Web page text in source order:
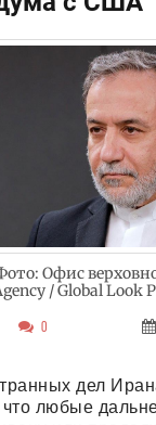
Офис
/ Global Look
0
дел
что любые